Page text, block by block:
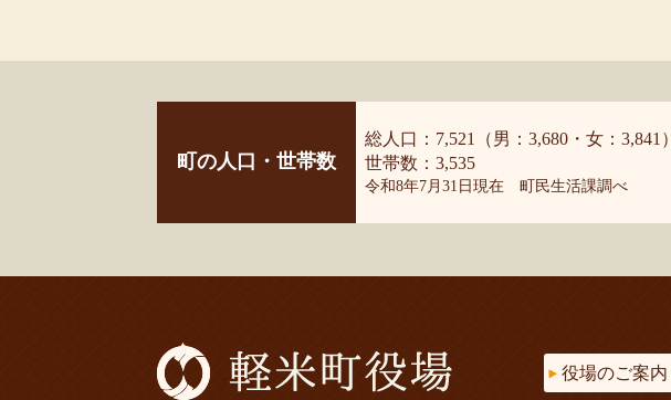
町の人口・世帯数
総人口：7,521（男：3,680・女：3,841）
世帯数：3,535
令和8年7月31日現在 町民生活課調べ
役場のご案内